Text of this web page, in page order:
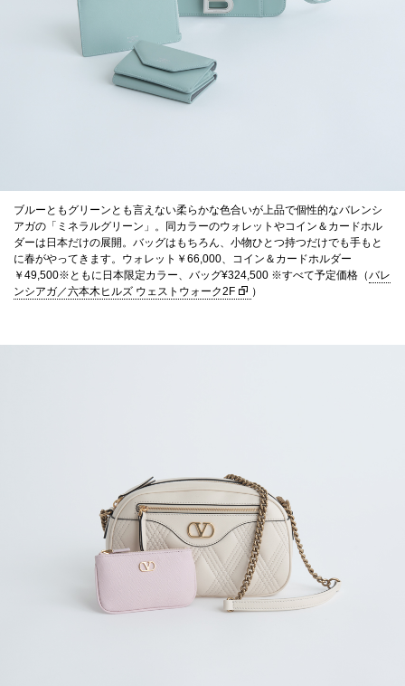
ブルーともグリーンとも言えない柔らかな色合いが上品で個性的なバレンシ
アガの「ミネラルグリーン」。同カラーのウォレットやコイン＆カードホル
ダーは日本だけの展開。バッグはもちろん、小物ひとつ持つだけでも手もと
に春がやってきます。ウォレット￥66,000、コイン＆カードホルダー
￥49,500※ともに日本限定カラー、バッグ¥324,500 ※すべて予定価格（バレ
ンシアガ／六本木ヒルズ ウェストウォーク2F
）